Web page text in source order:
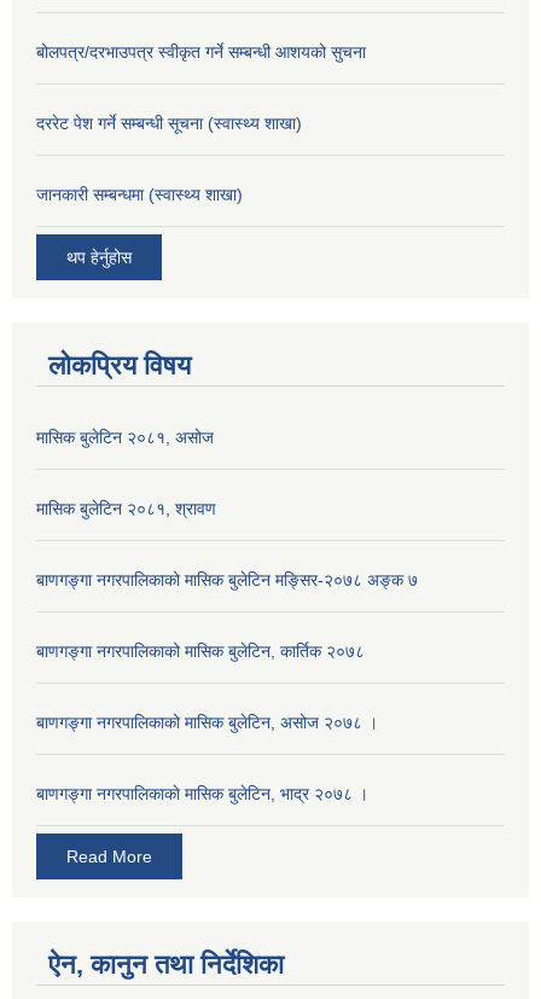
बोलपत्र/दरभाउपत्र स्वीकृत गर्ने सम्बन्धी आशयको सुचना
दररेट पेश गर्ने सम्बन्धी सूचना (स्वास्थ्य शाखा)
जानकारी सम्बन्धमा (स्वास्थ्य शाखा)
थप हेर्नुहोस
लोकप्रिय विषय
मासिक बुलेटिन २०८१, असोज
मासिक बुलेटिन २०८१, श्रावण
बाणगङ्गा नगरपालिकाको मासिक बुलेटिन मङ्सिर-२०७८ अङ्क ७
बाणगङ्गा नगरपालिकाको मासिक बुलेटिन, कार्तिक २०७८
बाणगङ्गा नगरपालिकाको मासिक बुलेटिन, असोज २०७८ ।
बाणगङ्गा नगरपालिकाकाे मासिक बुलेटिन, भाद्र २०७८ ।
Read More
ऐन, कानुन तथा निर्देशिका